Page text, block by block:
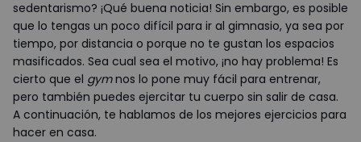
sedentarismo? ¡Qué buena noticia! Sin embargo, es posible
que lo tengas un poco difícil para ir al gimnasio, ya sea por
tiempo, por distancia o porque no te gustan los espacios
masificados. Sea cual sea el motivo, ¡no hay problema! Es
cierto que el gymnos lo pone muy fácil para entrenar,
pero también puedes ejercitar tu cuerpo sin salir de casa.
A continuación, te hablamos de los mejores ejercicios para
hacer en casa.